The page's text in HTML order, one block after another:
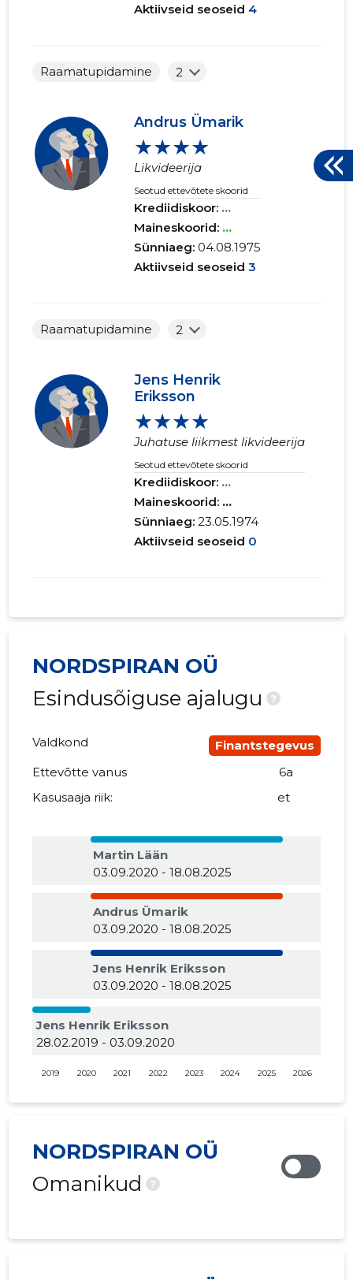
Aktiivseid seoseid 4
Raamatupidamine 2
Andrus Ümarik
★★★★
Likvideerija
Seotud ettevõtete skoorid
Krediidiskoor: ...
Maineskoorid: ...
Sünniaeg:04.08.1975
Aktiivseid seoseid 3
Raamatupidamine 2
Jens Henrik
Eriksson
★★★★
Juhatuse liikmest likvideerija
Seotud ettevõtete skoorid
Krediidiskoor: ...
Maineskoorid: ...
Sünniaeg:23.05.1974
Aktiivseid seoseid 0
NORDSPIRAN OÜ
Esindusõiguse ajalugu
?
Valdkond
Finantstegevus
Ettevõtte vanus
6a
Kasusaaja riik:
et
Martin Lään
03.09.2020 - 18.08.2025
Andrus Ümarik
03.09.2020 - 18.08.2025
Jens Henrik Eriksson
03.09.2020 - 18.08.2025
Jens Henrik Eriksson
28.02.2019 - 03.09.2020
2019 2020 2021 2022 2023 2024 2025 2026
NORDSPIRAN OÜ
Omanikud
?